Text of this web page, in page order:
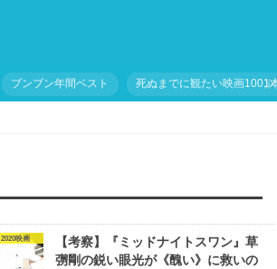
ブンブン年間ベスト 死ぬまでに観たい映画1001
2020映画
【考察】『ミッドナイトスワン』草
彅剛の鋭い眼光が《醜い》に救いの